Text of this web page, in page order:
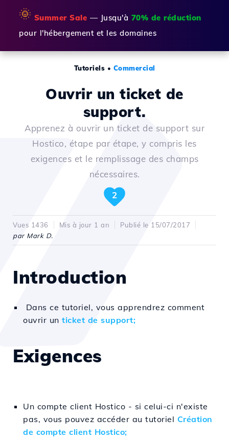
🌞 Summer Sale — Jusqu'à 70% de réduction
pour l'hébergement et les domaines
Tutoriels • Commercial
Ouvrir un ticket de
support.
Apprenez à ouvrir un ticket de support sur
Hostico, étape par étape, y compris les
exigences et le remplissage des champs
nécessaires.
2
Vues 1436 Mis à jour 1 an
Publié le 15/07/2017
par Mark D.
Introduction
Dans ce tutoriel, vous apprendrez comment
ouvrir un ticket de support;
Exigences
Un compte client Hostico - si celui-ci n'existe
pas, vous pouvez accéder au tutoriel Création
de compte client Hostico;